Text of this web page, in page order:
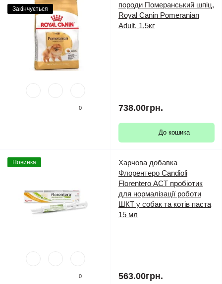
Закінчується
0
породи Померанський шпіц,
Royal Canin Pomeranian
Adult, 1,5кг
738.00грн.
До кошика
Новинка
0
Харчова добавка
Флорентеро Candioli
Florentero АСТ пробіотик
для нормалізації роботи
ШКТ у собак та котів паста
15 мл
563.00грн.